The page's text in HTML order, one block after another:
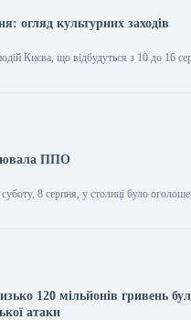
огляд культурних заходів
Києва, що відбудуться з 10 до 16
ППО
8 серпня, у столиці було
120 мільйонів гривень
атаки